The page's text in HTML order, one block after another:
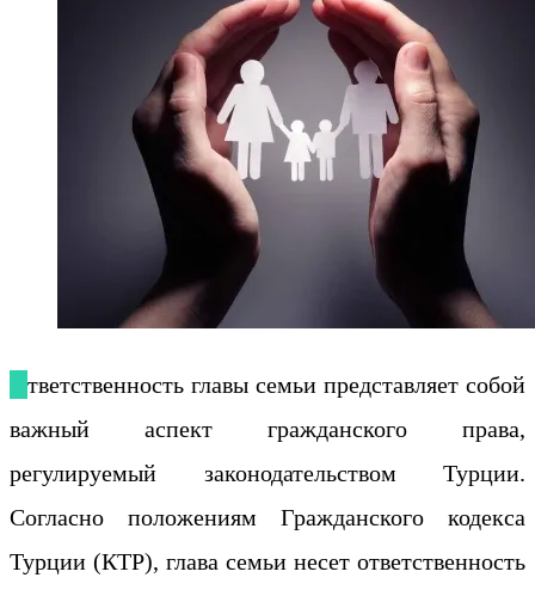
важный аспект гражданского права,
регулируемый законодательством Турции.
Согласно положениям Гражданского кодекса
Турции (КТР), глава семьи несет ответственность